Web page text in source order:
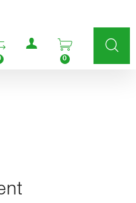
la liste
Menu utilisateur
Ouvrir le
0